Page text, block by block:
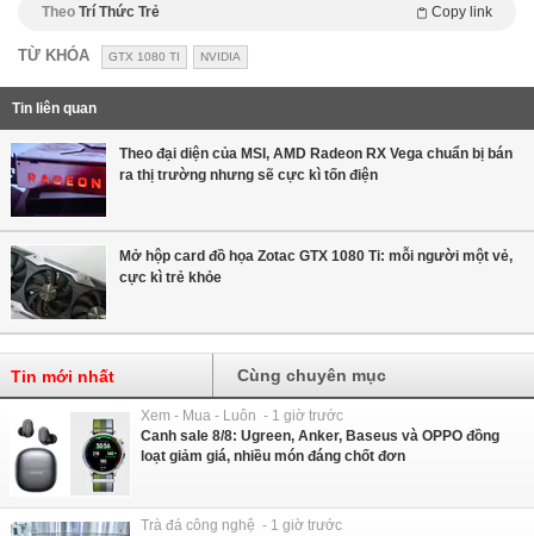
Theo Trí Thức Trẻ Copy link
TỪ KHÓA GTX 1080 TI NVIDIA
Tin liên quan
Theo đại diện của MSI, AMD Radeon RX Vega chuẩn bị bán
ra thị trường nhưng sẽ cực kì tốn điện
Mở hộp card đồ họa Zotac GTX 1080 Ti: mỗi người một vẻ,
cực kì trẻ khỏe
Tin mới nhất Cùng chuyên mục
Xem - Mua - Luôn - 1 giờ trước
Canh sale 8/8: Ugreen, Anker, Baseus và OPPO đồng
loạt giảm giá, nhiều món đáng chốt đơn
Trà đá công nghệ - 1 giờ trước